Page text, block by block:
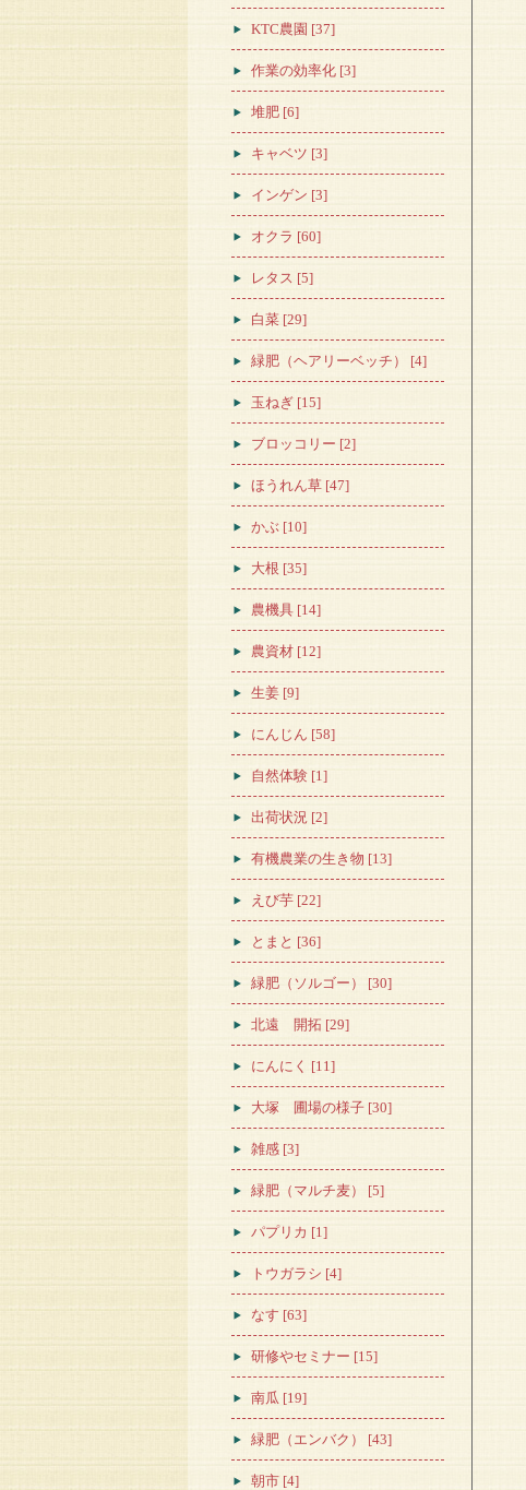
KTC農園 [37]
作業の効率化 [3]
堆肥 [6]
キャベツ [3]
インゲン [3]
オクラ [60]
レタス [5]
白菜 [29]
緑肥（ヘアリーベッチ） [4]
玉ねぎ [15]
ブロッコリー [2]
ほうれん草 [47]
かぶ [10]
大根 [35]
農機具 [14]
農資材 [12]
生姜 [9]
にんじん [58]
自然体験 [1]
出荷状況 [2]
有機農業の生き物 [13]
えび芋 [22]
とまと [36]
緑肥（ソルゴー） [30]
北遠 開拓 [29]
にんにく [11]
大塚 圃場の様子 [30]
雑感 [3]
緑肥（マルチ麦） [5]
パプリカ [1]
トウガラシ [4]
なす [63]
研修やセミナー [15]
南瓜 [19]
緑肥（エンバク） [43]
朝市 [4]